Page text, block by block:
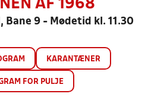
AF 1968
Bane 9 - Mødetid kl. 11.30
KARANTÆNER
FOR PULJE